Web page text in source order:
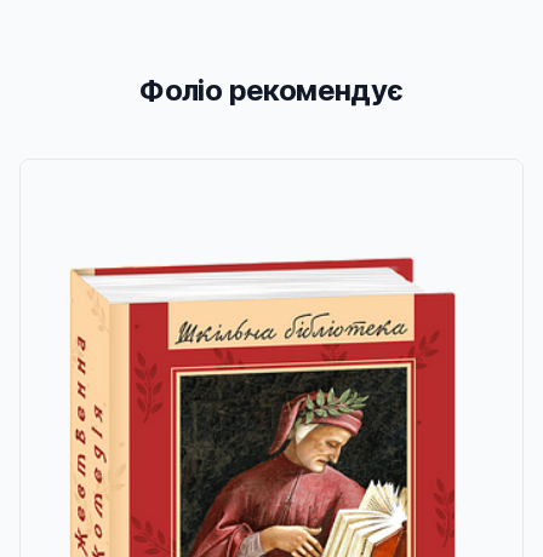
Фоліо рекомендує